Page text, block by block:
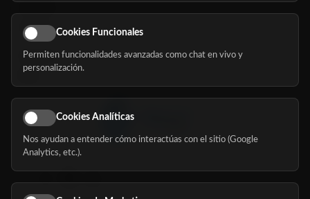
Eventos
Nosotros
Síguenos
Cookies Funcionales
Permiten funcionalidades avanzadas como chat en vivo y
personalización.
Cookies Analíticas
Nos ayudan a entender cómo interactúas con el sitio (Google
Analytics, etc.).